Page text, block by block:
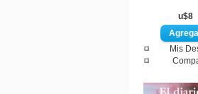
u$8
Mis